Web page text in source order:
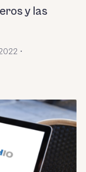
y las
•